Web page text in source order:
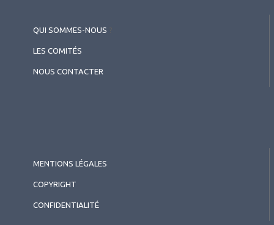
QUI SOMMES-NOUS
LES COMITÉS
NOUS CONTACTER
MENTIONS LÉGALES
COPYRIGHT
CONFIDENTIALITÉ